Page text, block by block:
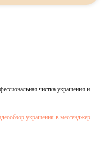
чистка украшения и
украшения в мессенджер